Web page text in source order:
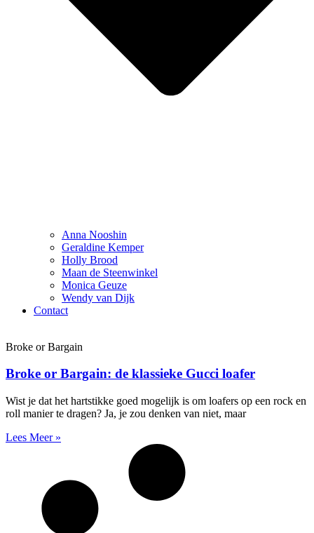
Anna Nooshin
Geraldine Kemper
Holly Brood
Maan de Steenwinkel
Monica Geuze
Wendy van Dijk
Contact
Broke or Bargain
Broke or Bargain: de klassieke Gucci loafer
Wist je dat het hartstikke goed mogelijk is om loafers op een rock en
roll manier te dragen? Ja, je zou denken van niet, maar
Lees Meer »